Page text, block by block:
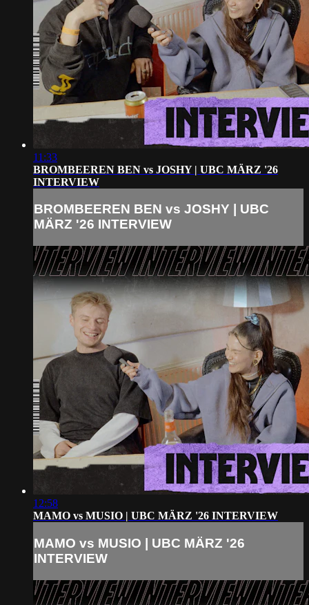
11:33
BROMBEEREN BEN vs JOSHY | UBC MÄRZ '26
INTERVIEW
BROMBEEREN BEN vs JOSHY | UBC
MÄRZ '26 INTERVIEW
12:58
MAMO vs MUSIO | UBC MÄRZ '26 INTERVIEW
MAMO vs MUSIO | UBC MÄRZ '26
INTERVIEW